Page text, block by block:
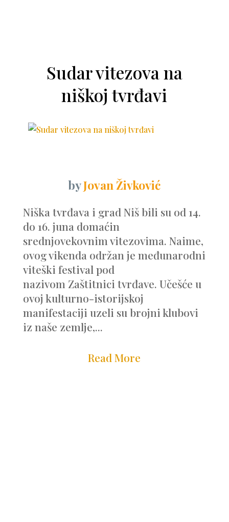
Sudar vitezova na
niškoj tvrđavi
byJovan Živković
Niška tvrđava i grad Niš bili su od 14.
do 16. juna domaćin
srednjovekovnim vitezovima. Naime,
ovog vikenda održan je međunarodni
viteški festival pod
nazivom Zaštitnici tvrđave. Učešće u
ovoj kulturno-istorijskoj
manifestaciji uzeli su brojni klubovi
iz naše zemlje,...
Read More